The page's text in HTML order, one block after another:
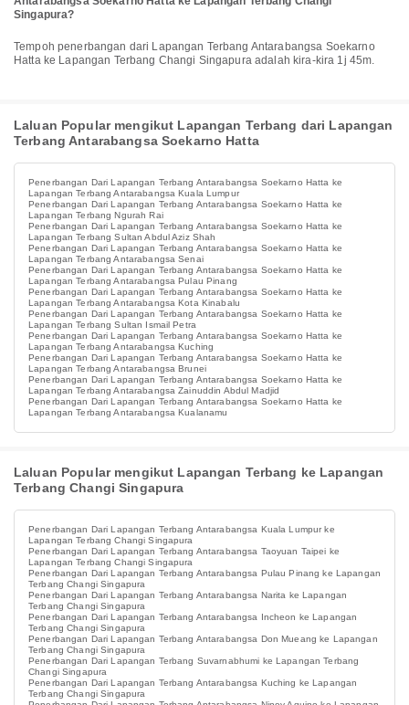
Singapura?
Tempoh penerbangan dari Lapangan Terbang Antarabangsa Soekarno
Hatta ke Lapangan Terbang Changi Singapura adalah kira-kira 1j 45m.
Laluan Popular mengikut Lapangan Terbang dari Lapangan
Terbang Antarabangsa Soekarno Hatta
Penerbangan Dari Lapangan Terbang Antarabangsa Soekarno Hatta ke
Lapangan Terbang Antarabangsa Kuala Lumpur
Penerbangan Dari Lapangan Terbang Antarabangsa Soekarno Hatta ke
Lapangan Terbang Ngurah Rai
Penerbangan Dari Lapangan Terbang Antarabangsa Soekarno Hatta ke
Lapangan Terbang Sultan Abdul Aziz Shah
Penerbangan Dari Lapangan Terbang Antarabangsa Soekarno Hatta ke
Lapangan Terbang Antarabangsa Senai
Penerbangan Dari Lapangan Terbang Antarabangsa Soekarno Hatta ke
Lapangan Terbang Antarabangsa Pulau Pinang
Penerbangan Dari Lapangan Terbang Antarabangsa Soekarno Hatta ke
Lapangan Terbang Antarabangsa Kota Kinabalu
Penerbangan Dari Lapangan Terbang Antarabangsa Soekarno Hatta ke
Lapangan Terbang Sultan Ismail Petra
Penerbangan Dari Lapangan Terbang Antarabangsa Soekarno Hatta ke
Lapangan Terbang Antarabangsa Kuching
Penerbangan Dari Lapangan Terbang Antarabangsa Soekarno Hatta ke
Lapangan Terbang Antarabangsa Brunei
Penerbangan Dari Lapangan Terbang Antarabangsa Soekarno Hatta ke
Lapangan Terbang Antarabangsa Zainuddin Abdul Madjid
Penerbangan Dari Lapangan Terbang Antarabangsa Soekarno Hatta ke
Lapangan Terbang Antarabangsa Kualanamu
Laluan Popular mengikut Lapangan Terbang ke Lapangan
Terbang Changi Singapura
Penerbangan Dari Lapangan Terbang Antarabangsa Kuala Lumpur ke
Lapangan Terbang Changi Singapura
Penerbangan Dari Lapangan Terbang Antarabangsa Taoyuan Taipei ke
Lapangan Terbang Changi Singapura
Penerbangan Dari Lapangan Terbang Antarabangsa Pulau Pinang ke Lapangan
Terbang Changi Singapura
Penerbangan Dari Lapangan Terbang Antarabangsa Narita ke Lapangan
Terbang Changi Singapura
Penerbangan Dari Lapangan Terbang Antarabangsa Incheon ke Lapangan
Terbang Changi Singapura
Penerbangan Dari Lapangan Terbang Antarabangsa Don Mueang ke Lapangan
Terbang Changi Singapura
Penerbangan Dari Lapangan Terbang Suvarnabhumi ke Lapangan Terbang
Changi Singapura
Penerbangan Dari Lapangan Terbang Antarabangsa Kuching ke Lapangan
Terbang Changi Singapura